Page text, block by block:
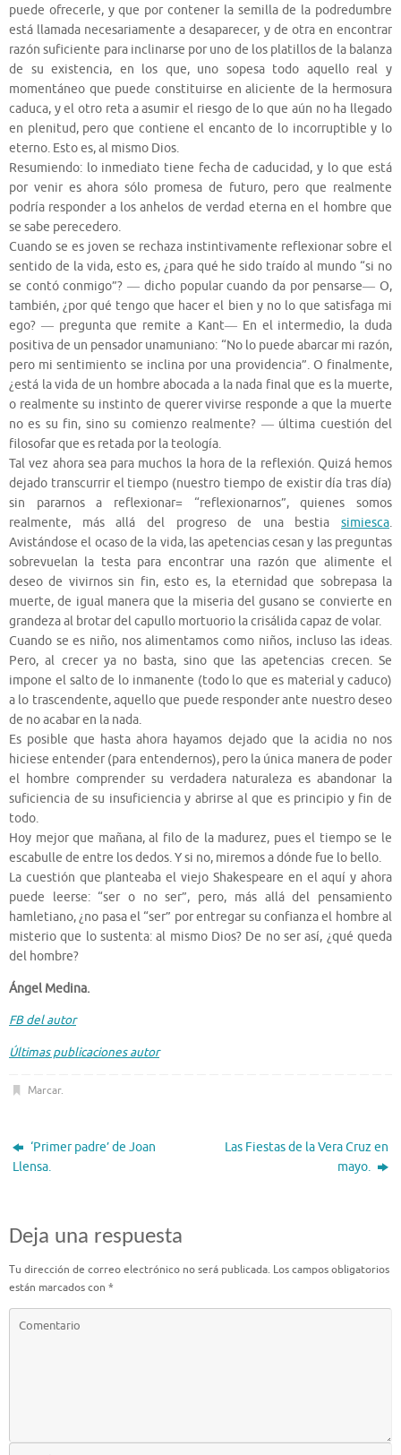
puede ofrecerle, y que por contener la semilla de la podredumbre
está llamada necesariamente a desaparecer, y de otra en encontrar
razón suficiente para inclinarse por uno de los platillos de la balanza
de su existencia, en los que, uno sopesa todo aquello real y
momentáneo que puede constituirse en aliciente de la hermosura
caduca, y el otro reta a asumir el riesgo de lo que aún no ha llegado
en plenitud, pero que contiene el encanto de lo incorruptible y lo
eterno. Esto es, al mismo Dios.
Resumiendo: lo inmediato tiene fecha de caducidad, y lo que está
por venir es ahora sólo promesa de futuro, pero que realmente
podría responder a los anhelos de verdad eterna en el hombre que
se sabe perecedero.
Cuando se es joven se rechaza instintivamente reflexionar sobre el
sentido de la vida, esto es, ¿para qué he sido traído al mundo “si no
se contó conmigo”? ― dicho popular cuando da por pensarse― O,
también, ¿por qué tengo que hacer el bien y no lo que satisfaga mi
ego? ― pregunta que remite a Kant― En el intermedio, la duda
positiva de un pensador unamuniano: “No lo puede abarcar mi razón,
pero mi sentimiento se inclina por una providencia”. O finalmente,
¿está la vida de un hombre abocada a la nada final que es la muerte,
o realmente su instinto de querer vivirse responde a que la muerte
no es su fin, sino su comienzo realmente? ― última cuestión del
filosofar que es retada por la teología.
Tal vez ahora sea para muchos la hora de la reflexión. Quizá hemos
dejado transcurrir el tiempo (nuestro tiempo de existir día tras día)
sin pararnos a reflexionar= “reflexionarnos”, quienes somos
realmente, más allá del progreso de una bestia simiesca.
Avistándose el ocaso de la vida, las apetencias cesan y las preguntas
sobrevuelan la testa para encontrar una razón que alimente el
deseo de vivirnos sin fin, esto es, la eternidad que sobrepasa la
muerte, de igual manera que la miseria del gusano se convierte en
grandeza al brotar del capullo mortuorio la crisálida capaz de volar.
Cuando se es niño, nos alimentamos como niños, incluso las ideas.
Pero, al crecer ya no basta, sino que las apetencias crecen. Se
impone el salto de lo inmanente (todo lo que es material y caduco)
a lo trascendente, aquello que puede responder ante nuestro deseo
de no acabar en la nada.
Es posible que hasta ahora hayamos dejado que la acidia no nos
hiciese entender (para entendernos), pero la única manera de poder
el hombre comprender su verdadera naturaleza es abandonar la
suficiencia de su insuficiencia y abrirse al que es principio y fin de
todo.
Hoy mejor que mañana, al filo de la madurez, pues el tiempo se le
escabulle de entre los dedos. Y si no, miremos a dónde fue lo bello.
La cuestión que planteaba el viejo Shakespeare en el aquí y ahora
puede leerse: “ser o no ser”, pero, más allá del pensamiento
hamletiano, ¿no pasa el “ser” por entregar su confianza el hombre al
misterio que lo sustenta: al mismo Dios? De no ser así, ¿qué queda
del hombre?
Ángel Medina.
FB del autor
Últimas publicaciones autor
Marcar.
‘Primer padre’ de Joan
Llensa.
Las Fiestas de la Vera Cruz en
mayo.
Deja una respuesta
Tu dirección de correo electrónico no será publicada. Los campos obligatorios
están marcados con *